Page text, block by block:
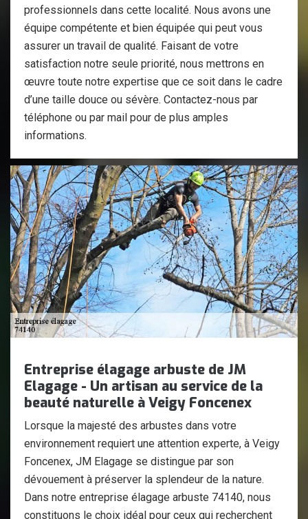
professionnels dans cette localité. Nous avons une
équipe compétente et bien équipée qui peut vous
assurer un travail de qualité. Faisant de votre
satisfaction notre seule priorité, nous mettrons en
œuvre toute notre expertise que ce soit dans le cadre
d’une taille douce ou sévère. Contactez-nous par
téléphone ou par mail pour de plus amples
informations.
Entreprise élagage arbuste de JM
Elagage - Un artisan au service de la
beauté naturelle à Veigy Foncenex
Lorsque la majesté des arbustes dans votre
environnement requiert une attention experte, à Veigy
Foncenex, JM Elagage se distingue par son
dévouement à préserver la splendeur de la nature.
Dans notre entreprise élagage arbuste 74140, nous
constituons le choix idéal pour ceux qui recherchent